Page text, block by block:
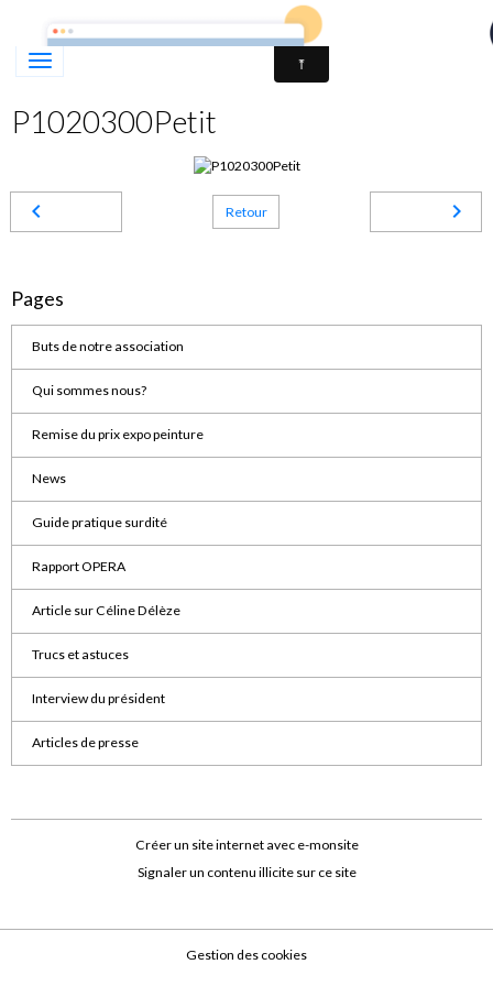
Association des Parents d'Enfants Déficients Auditifs du
P1020300Petit
Retour
Pages
Buts de notre association
Qui sommes nous?
Remise du prix expo peinture
News
Guide pratique surdité
Rapport OPERA
Article sur Céline Délèze
Trucs et astuces
Interview du président
Articles de presse
Créer un site internet avec e-monsite
Signaler un contenu illicite sur ce site
Gestion des cookies